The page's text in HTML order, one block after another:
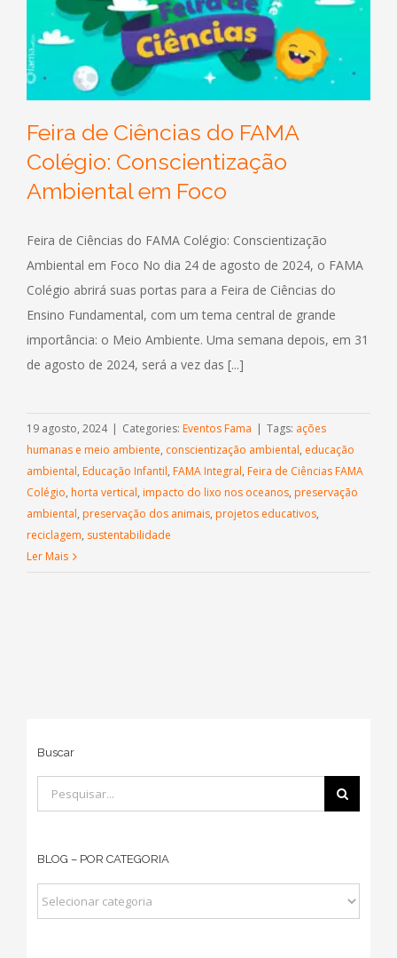
Feira de Ciências do FAMA
Colégio: Conscientização
Ambiental em Foco
Feira de Ciências do FAMA Colégio: Conscientização
Ambiental em Foco No dia 24 de agosto de 2024, o FAMA
Colégio abrirá suas portas para a Feira de Ciências do
Ensino Fundamental, com um tema central de grande
importância: o Meio Ambiente. Uma semana depois, em 31
de agosto de 2024, será a vez das [...]
19 agosto, 2024 | Categories: Eventos Fama | Tags: ações
humanas e meio ambiente, conscientização ambiental, educação
ambiental, Educação Infantil, FAMA Integral, Feira de Ciências FAMA
Colégio, horta vertical, impacto do lixo nos oceanos, preservação
ambiental, preservação dos animais, projetos educativos,
reciclagem, sustentabilidade
Ler Mais
Buscar
Buscar
resultados
BLOG – POR CATEGORIA
BLOG
–